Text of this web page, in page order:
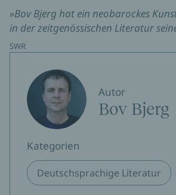
»Bov Bjerg hat ein neobarockes
in der zeitgenössischen Literatur
SWR
Autor
Bov Bjerg
Kategorien
Deutschsprachige Literatur